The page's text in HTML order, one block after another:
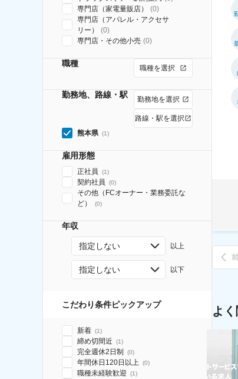
専門店（家電量販店）
(0)
専門店（アパレル・アクセサ
リー）
(0)
専門店・その他小売 (0)
職種 職種を選択
勤務地、路線・駅 勤務地を選択
路線・駅を選択
熊本県 (1)
雇用形態
正社員 (1)
契約社員 (0)
その他（FCオーナー・業務委託な
ど）
(0)
年収
指定しない 以上
指定しない 以下
こだわり条件ピックアップ
新着 (1)
締め切間近 (1)
完全週休2日制 (0)
年間休日120日以上 (0)
職種未経験歓迎 (1)
よ